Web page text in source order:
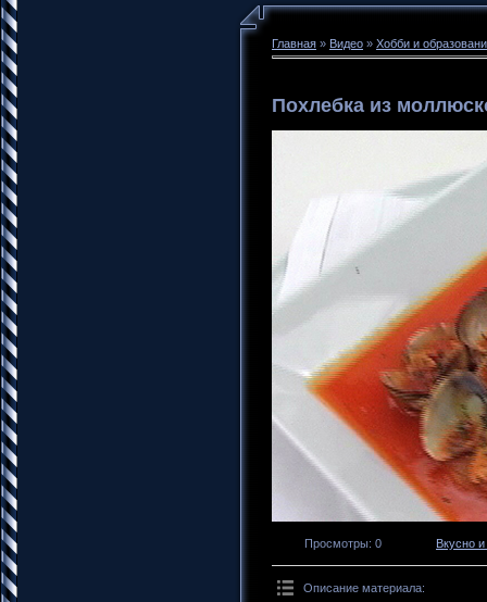
Главная » Видео » Хобби и
Похлебка из
Просмотры: 0 Вкусно
Описание материала: